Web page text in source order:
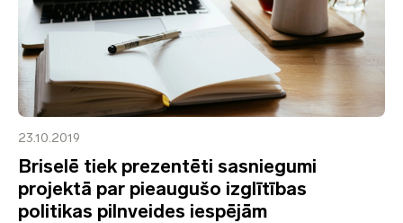
23.10.2019
Briselē tiek prezentēti sasniegumi
projektā par pieaugušo izglītības
politikas pilnveides iespējām